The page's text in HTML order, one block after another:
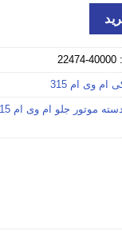
40000-22474
ام وی ام 315
موتور جلو ام وی ام 315 استوک